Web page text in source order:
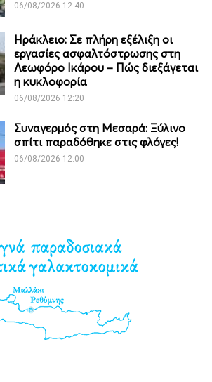
06/08/2026 12:40
Ηράκλειο: Σε πλήρη εξέλιξη οι
εργασίες ασφαλτόστρωσης στη
Λεωφόρο Ικάρου – Πώς διεξάγεται
η κυκλοφορία
06/08/2026 12:20
Συναγερμός στη Μεσαρά: Ξύλινο
σπίτι παραδόθηκε στις φλόγες!
06/08/2026 12:00